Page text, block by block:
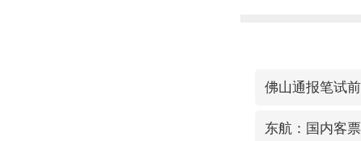
佛山通报笔试
东航：国内客